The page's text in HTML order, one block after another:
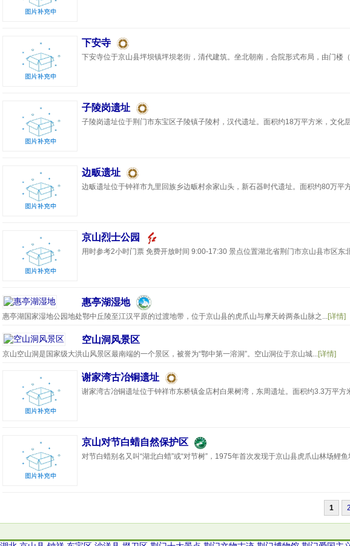
下安寺
下安寺位于京山县坪坝镇坪坝老街，清代建筑。坐北朝南，合院形式布局，由门楼
子陵岗遗址
子陵岗遗址位于荆门市东宝区子陵镇子陵村，汉代遗址。面积约18万平方米，文化
边畈遗址
边畈遗址位于钟祥市九里回族乡边畈村余家山头，新石器时代遗址。面积约80万平
京山烈士公园
用时参考2小时门票 免费开放时间 9:00-17:30 景点位置湖北省荆门市京山县市区东
惠亭湖湿地
惠亭湖国家湿地公园地处鄂中丘陵至江汉平原的过渡地带，位于京山县的虎爪山与摩天岭两条山脉之...[详情]
空山洞风景区
京山空山洞是国家级大洪山风景区最南端的一个景区，被誉为“鄂中第一溶洞”。空山洞位于京山城...[详情]
谢家湾古冶铜遗址
谢家湾古冶铜遗址位于钟祥市东桥镇金店村白果树湾，东周遗址。面积约3.3万平方
京山对节白蜡自然保护区
对节白蜡别名又叫“湖北白蜡”或“对节树”，1975年首次发现于京山县虎爪山林场鲤
1 2